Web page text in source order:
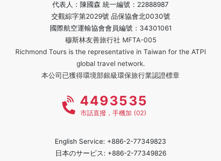
代表人：陳國森 統一編號：22888987
交觀綜字第2029號 品保協會北0030號
國際航空運輸協會會員編號：34301061
穆斯林友善旅行社 MFTA-005
Richmond Tours is the representative in Taiwan for the ATPI
global travel network.
本公司已獲得環境部銀級環保旅行業認證標章
4493535
市話直撥，手機加 (02)
English Service: +886-2-77349823
日本のサービス: +886-2-77349826